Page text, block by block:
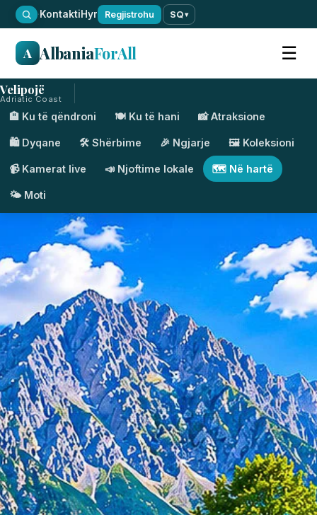
·KontaktiHyr Regjistrohu SQ▾
A AlbaniaForAll ☰
Velipojë
Adriatic Coast
🏨 Ku të qëndroni 🍽️ Ku të hani 📸 Atraksione
🛍️ Dyqane 🛠️ Shërbime 🎉 Ngjarje 🖼️ Koleksioni
📹 Kamerat live 📣 Njoftime lokale 🗺️ Në hartë
🌤️ Moti